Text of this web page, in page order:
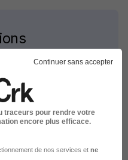
Continuer sans accepter
traceurs pour rendre votre
encore plus efficace.
de nos services et ne